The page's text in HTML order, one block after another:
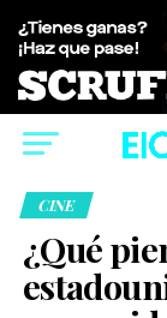
CINE
¿Qué